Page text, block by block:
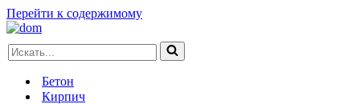
Перейти к содержимому
Искать...
Бетон
Кирпич